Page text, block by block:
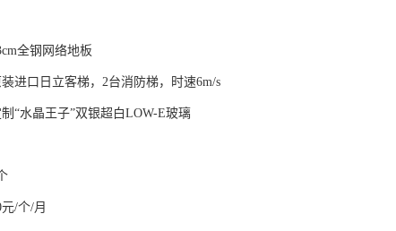
全钢网络地板
进口日立客梯，2台消防梯，时速6m/s
“水晶王子”双银超白LOW-E玻璃
/个/月